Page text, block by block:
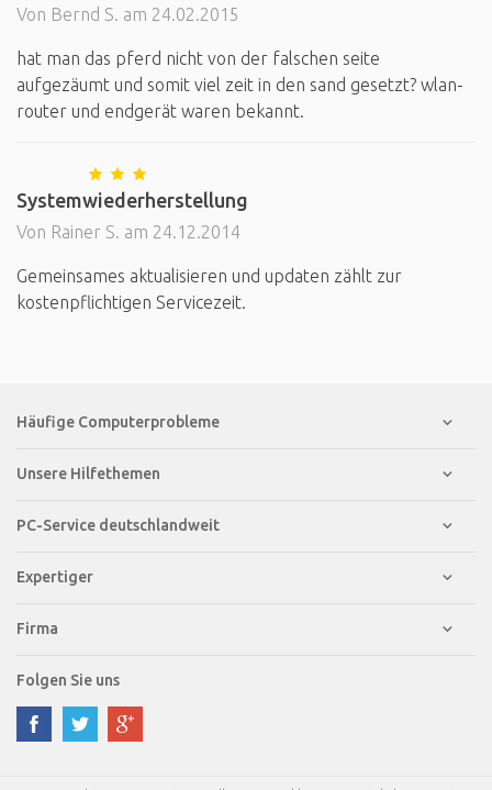
Von Bernd S. am 24.02.2015
hat man das pferd nicht von der falschen seite
aufgezäumt und somit viel zeit in den sand gesetzt? wlan-
router und endgerät waren bekannt.
Systemwiederherstellung
Von Rainer S. am 24.12.2014
Gemeinsames aktualisieren und updaten zählt zur
kostenpflichtigen Servicezeit.
Häufige Computerprobleme
Unsere Hilfethemen
PC-Service deutschlandweit
Expertiger
Firma
Folgen Sie uns